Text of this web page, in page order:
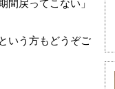
戻ってこない」
いう方もどうぞご